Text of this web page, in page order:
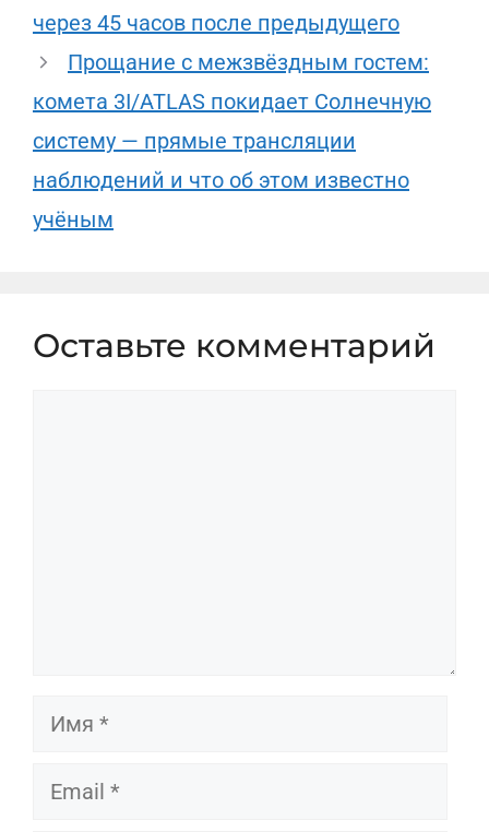
через 45 часов после предыдущего
Прощание с межзвёздным гостем:
комета 3I/ATLAS покидает Солнечную
систему — прямые трансляции
наблюдений и что об этом известно
учёным
Оставьте комментарий
Имя
Email